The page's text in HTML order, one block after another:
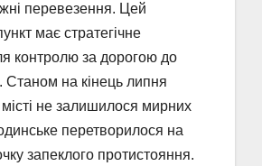
перевезення. Цей
має стратегічне
контролю за дорогою до
Станом на кінець липня
не залишилося мирних
перетворилося на
запеклого протистояння.